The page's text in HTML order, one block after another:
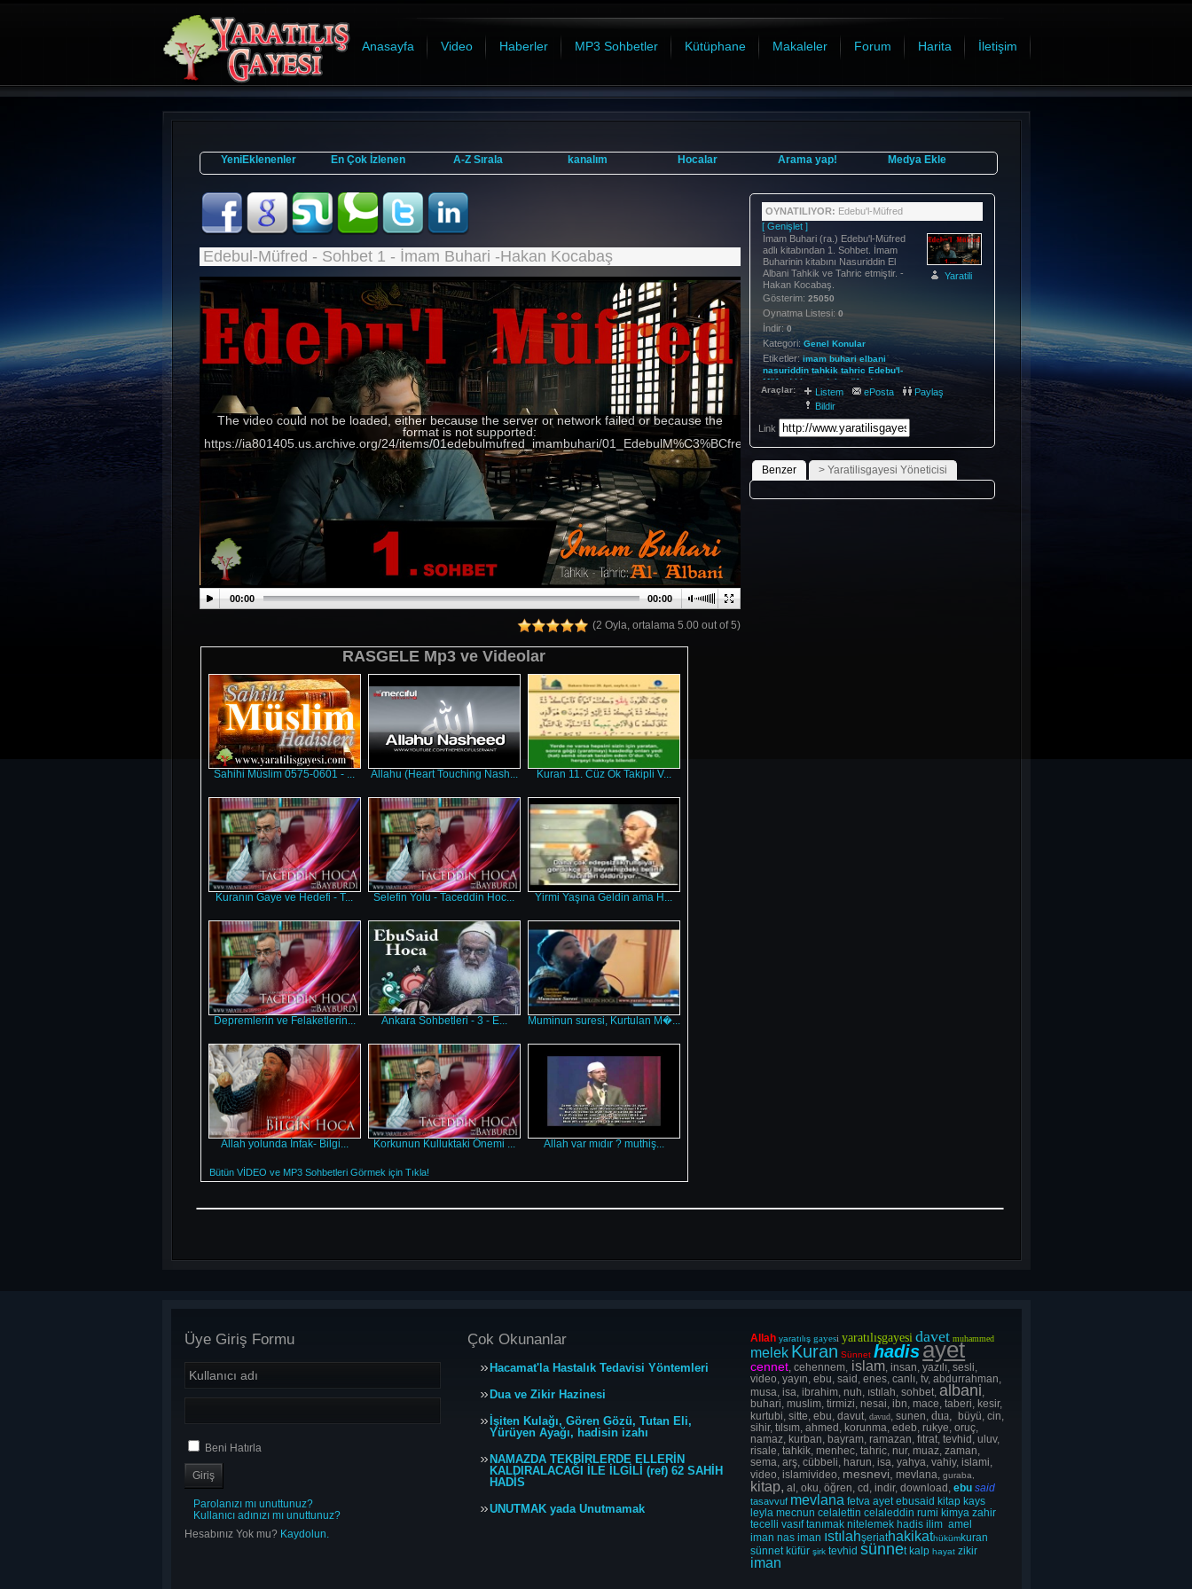
Anasayfa Video Haberler MP3 Sohbetler Kütüphane Makaleler Forum Harita İletişim
YeniEklenenler En Çok İzlenen A-Z Sırala kanalım Hocalar Arama yap! Medya Ekle
Edebul-Müfred - Sohbet 1 - İmam Buhari -Hakan Kocabaş
The video could not be loaded, either because the server or network failed or because the
format is not supported:
https://ia801405.us.archive.org/24/items/01edebulmufred_imambuhari/
00:00 00:00
(2 Oyla, ortalama 5.00 out of 5)
RASGELE Mp3 ve Videolar
Sahihi Müslim 0575-0601 - ... Allahu (Heart Touching Nash... Kuran 11. Cüz Ok Takipli V...
Kuranın Gaye ve Hedefi - T... Selefin Yolu - Taceddin Hoc... Yirmi Yaşına Geldin ama H...
Depremlerin ve Felaketlerin... Ankara Sohbetleri - 3 - E... Muminun suresi, Kurtulan M�...
Allah yolunda İnfak- Bilgi... Korkunun Kulluktaki Önemi ... Allah var mıdır ? muthiş...
Bütün VİDEO ve MP3 Sohbetleri Görmek için Tıkla!
OYNATILIYOR: Edebu'l-Müfred
[ Genişlet ]
İmam Buhari (ra.) Edebu'l-Müfred
adlı kitabından 1. Sohbet. İmam
Buharinin kitabını Nasuriddin El
Albani Tahkik ve Tahric etmiştir. -
Hakan Kocabaş.
Gösterim: 25050
Oynatma Listesi: 0
İndir: 0
Kategori: Genel Konular
Etiketler: imam buhari elbani
nasuriddin tahkik tahric Edebu'l-
Müfred kitap edeb müfred
Tarih: 2019-07-02 22:28:14
Yaratili
Araçlar: Listem ePosta
Paylaş
Bildir
Link
Benzer > Yaratilisgayesi Yöneticisi
Üye Giriş Formu
Beni Hatırla
Parolanızı mı unuttunuz?
Kullanıcı adınızı mı unuttunuz?
Hesabınız Yok mu? Kaydolun.
Çok Okunanlar
Hacamat'la Hastalık Tedavisi Yöntemleri
Dua ve Zikir Hazinesi
İşiten Kulağı, Gören Gözü, Tutan Eli,
Yürüyen Ayağı, hadisin izahı
NAMAZDA TEKBİRLERDE ELLERİN
KALDIRALACAĞI İLE İLGİLİ (ref) 62 SAHİH
HADİS
UNUTMAK yada Unutmamak
Allah yaratılış gayesi yaratılışgayesi davet muhammed
melek Kuran Sünnet hadisayet
cennet, cehennem, islam, insan, yazılı, sesli,
video, yayın, ebu, said, enes, canlı, tv, abdurrahman,
musa, isa, ibrahim, nuh, ıstılah, sohbet,albani,
buhari, muslim, tirmizi, nesai, ibn, mace, taberi, kesir,
kurtubi, sitte, ebu, davut, davud, sunen,dua, büyü, cin,
sihir, tılsım, ahmed, korunma, edeb, rukye, oruç,
namaz, kurban, bayram, ramazan, fıtrat, tevhid, uluv,
risale, tahkik, menhec, tahric, nur, muaz, zaman,
sema, arş, cübbeli, harun, isa, yahya, vahiy, islami,
video, islamivideo, mesnevi, mevlana,guraba,
kitap, al, oku, öğren, cd, indir, download, ebu said
tasavvuf mevlana fetva ayet ebusaid kitap kays
leyla mecnun celalettin celaleddin rumi kimya zahir
tecellivasıf tanımak nitelemek hadis ilim amel
iman nas iman ıstılahşeriathakikathükümkuran
sünnet küfür şirk tevhid sünnet kalp hayat zikir
iman